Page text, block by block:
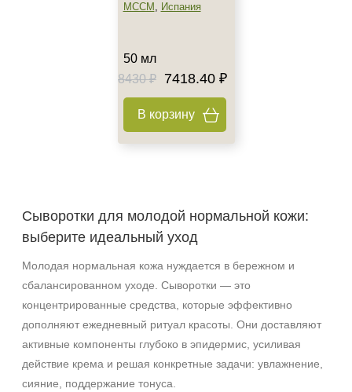
Воспаление
Показать еще
Применение
Гладкость
MCCM , Испания
50 мл
8430 ₽
7418.40 ₽
В корзину
Сыворотки для молодой нормальной кожи:
выберите идеальный уход
Молодая нормальная кожа нуждается в бережном и
сбалансированном уходе. Сыворотки — это
концентрированные средства, которые эффективно
дополняют ежедневный ритуал красоты. Они доставляют
активные компоненты глубоко в эпидермис, усиливая
действие крема и решая конкретные задачи: увлажнение,
сияние, поддержание тонуса.